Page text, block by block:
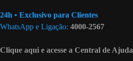
24h • Exclusivo para Clientes
WhatsApp e Ligação: 4000-2567
Clique aqui e acesse a Central de Ajuda